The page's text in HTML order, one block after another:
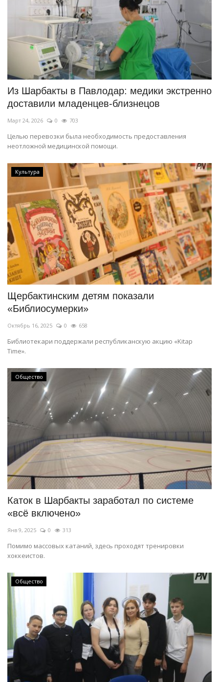
Қазақша Русский
Из Шарбакты в Павлодар: медики экстренно
доставили младенцев-близнецов
Март 24, 2026 0 703
Целью перевозки была необходимость предоставления
неотложной медицинской помощи.
Культура
Щербактинским детям показали
«Библиосумерки»
Октябрь 16, 2025 0 658
Библиотекари поддержали республиканскую акцию «Kitap
Time».
Общество
Каток в Шарбакты заработал по системе
«всё включено»
Янв 9, 2025 0 313
Помимо массовых катаний, здесь проходят тренировки
хоккеистов.
Общество